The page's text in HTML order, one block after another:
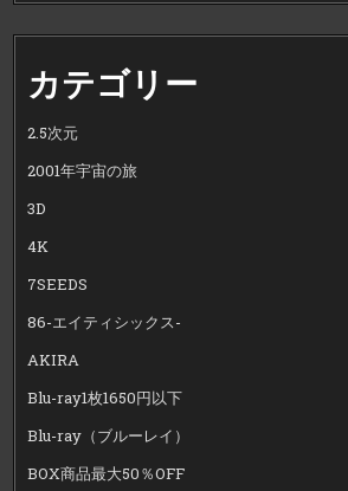
カテゴリー
2.5次元
2001年宇宙の旅
3D
4K
7SEEDS
86-エイティシックス-
AKIRA
Blu-ray1枚1650円以下
Blu-ray（ブルーレイ）
BOX商品最大50％OFF